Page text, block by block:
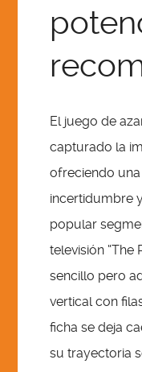
ASK
El juego de
capturado la
ofreciendo
incertidumbre
popular
televisión “The
sencillo pero
vertical con
ficha se deja
su trayectoria